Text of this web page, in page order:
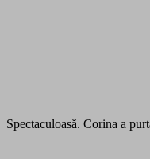
Spectaculoasă. Corina a